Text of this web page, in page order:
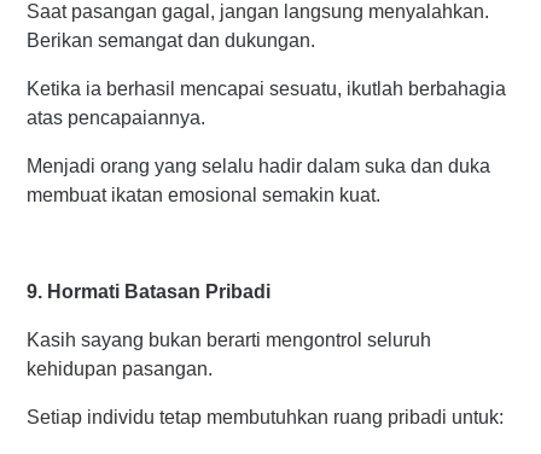
Saat pasangan gagal, jangan langsung menyalahkan.
Berikan semangat dan dukungan.
Ketika ia berhasil mencapai sesuatu, ikutlah berbahagia
atas pencapaiannya.
Menjadi orang yang selalu hadir dalam suka dan duka
membuat ikatan emosional semakin kuat.
9. Hormati Batasan Pribadi
Kasih sayang bukan berarti mengontrol seluruh
kehidupan pasangan.
Setiap individu tetap membutuhkan ruang pribadi untuk: